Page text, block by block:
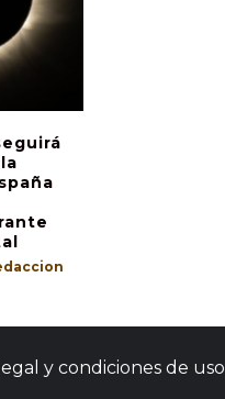
y condiciones de uso